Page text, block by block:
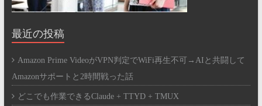
最近の投稿
Amazon Prime VideoがVPN判定でWiFi再生不可→AIと共闘して
Amazonサポートと2時間戦った話
どこでも作業できるClaude + TTYD + TMUX